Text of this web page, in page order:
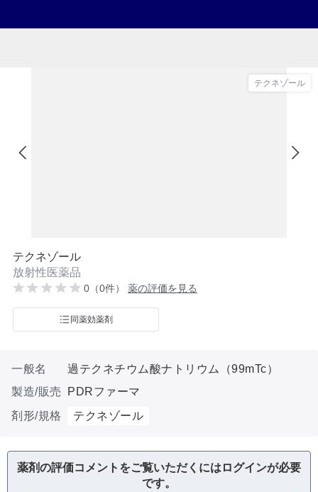
テクネゾール
テクネゾール
放射性医薬品
0（0件） 薬の評価を見る
同薬効薬剤
一般名
過テクネチウム酸ナトリウム（99mTc）
製造/販売
PDRファーマ
剤形/規格
テクネゾール
薬剤の評価コメントをご覧いただくにはログインが必要
です。